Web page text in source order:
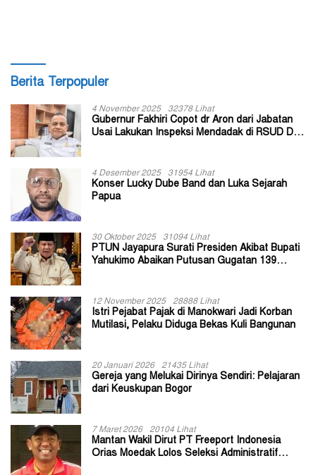
Berita Terpopuler
4 November 2025 32378 Lihat
Gubernur Fakhiri Copot dr Aron dari Jabatan
Usai Lakukan Inspeksi Mendadak di RSUD Dok
4 Desember 2025 31954 Lihat
Konser Lucky Dube Band dan Luka Sejarah
Papua
30 Oktober 2025 31094 Lihat
PTUN Jayapura Surati Presiden Akibat Bupati
Yahukimo Abaikan Putusan Gugatan 139
12 November 2025 28888 Lihat
Istri Pejabat Pajak di Manokwari Jadi Korban
Mutilasi, Pelaku Diduga Bekas Kuli Bangunan
20 Januari 2026 21435 Lihat
Gereja yang Melukai Dirinya Sendiri: Pelajaran
dari Keuskupan Bogor
7 Maret 2026 20104 Lihat
Mantan Wakil Dirut PT Freeport Indonesia
Orias Moedak Lolos Seleksi Administratif